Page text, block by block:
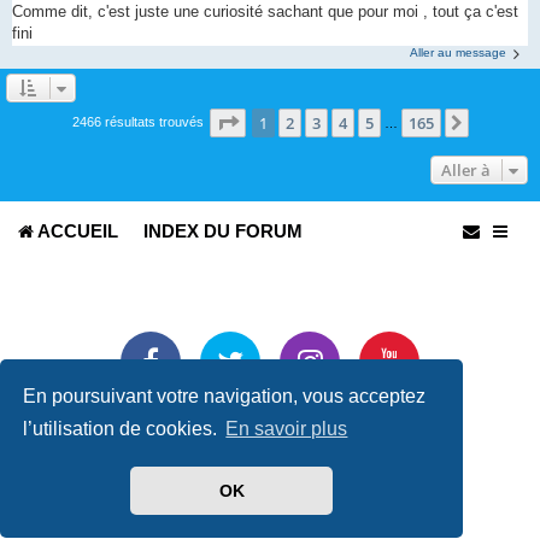
En poursuivant votre navigation, vous acceptez
l’utilisation de cookies. En savoir plus
OK
Comme dit, c'est juste une curiosité sachant que pour moi , tout ça c'est
fini
Aller au message
2466 résultats trouvés Page 1sur165
1 2 3 4 5 165
Aller à
ACCUEIL INDEX DU FORUM
Développé par phpBB® Forum Software © phpBB Limited
Traduit parphpBB-fr.com